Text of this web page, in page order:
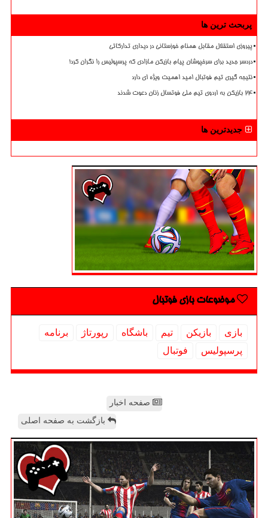
پربحث ترین ها
پیروزی استقلال مقابل همنام خوزستانی در دیداری تدارکاتی
دردسر جدید برای سرخپوشان پیام بازیکن مازادی که پرسپولیس را نگران کرد!
نتیجه گیری تیم فوتبال امید اهمیت ویژه ای دارد
۲۴ بازیکن به اردوی تیم ملی فوتسال زنان دعوت شدند
جدیدترین ها
موضوعات بازی فوتبال
بازی بازیكن تیم باشگاه رپورتاژ
برنامه
پرسپولیس
فوتبال
صفحه اخبار
بازگشت به صفحه اصلی